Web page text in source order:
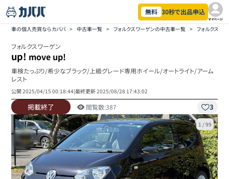
無料 30秒で出品申込
マイページ
車の個人売買ならカババ > 中古車一覧 > フォルクスワーゲンの中古車一覧 > フォルクスワ
フォルクスワーゲン
up! move up!
車検たっぷり/希少なブラック/上級グレード専用ホイール/オートライト/アーム
レスト
公開2025/04/15 00:18:44|最終更新2025/08/28 17:43:02
掲載終了 閲覧数:387 3
1 /99